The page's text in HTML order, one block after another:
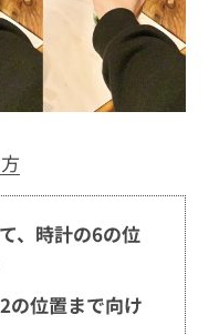
、時計の6の位
の位置まで向け